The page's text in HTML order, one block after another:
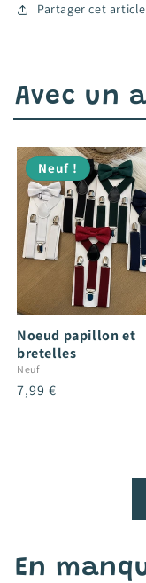
Partager cet article
Avec un
Neuf !
Noeud papillon et
bretelles
Neuf
Prix
7,99 €
En